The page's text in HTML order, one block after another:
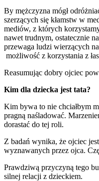
By mężczyzna mógł
szerzących się kłamstw w
mediów, z których
nawet trudnym, ostatecznie
przewaga ludzi wierzących
możliwość z korzystania z
Reasumując dobry ojciec
Kim dla dziecka jest tata?
Kim bywa to nie chciałbym
pragną naśladować.
dorastać do tej roli.
Z badań wynika, że ojciec
wyznawanych przez ojca.
Prawdziwą przyczyną tego
silnej relacji z dzieckiem.